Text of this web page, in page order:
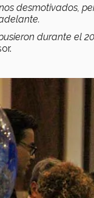
desmotivados,
durante el